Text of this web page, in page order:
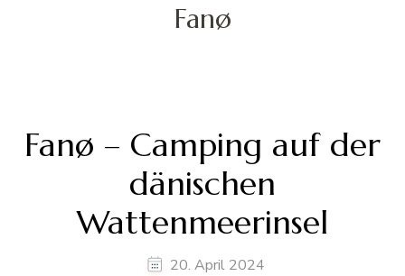
Fanø
Fanø – Camping auf der
dänischen
Wattenmeerinsel
20. April 2024